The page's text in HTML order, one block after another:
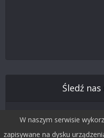
Śledź
W naszym serwisie
zapisywane na dysku